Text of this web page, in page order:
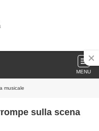
MENU
musicale
sulla scena